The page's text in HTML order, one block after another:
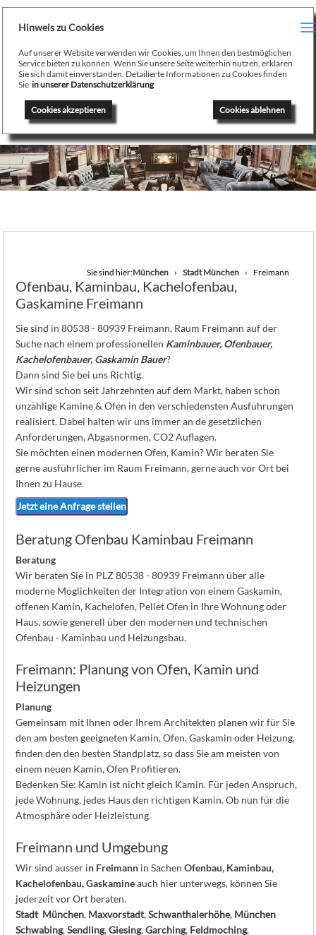
/
Hinweis zu Cookies
Auf unserer Website verwenden wir Cookies, um Ihnen den bestmöglichen
Service bieten zu können. Wenn Sie unsere Seite weiterhin nutzen, erklären
Sie sich damit einverstanden. Detailierte Informationen zu Cookies finden
Sie in unserer Datenschutzerklärung
Cookies ablehnen
Cookies akzeptieren
August Stamminger
Beratung - Planung - Ausführung - Wartung - Reparatur
Ofenbau Kaminbau Gaskamine Kachelofen Heizkamine
Sie sind hier:München Stadt München Freimann
Ofenbau, Kaminbau, Kachelofenbau,
Gaskamine Freimann
Sie sind in 80538 - 80939 Freimann, Raum Freimann auf der
Suche nach einem professionellen Kaminbauer, Ofenbauer,
Kachelofenbauer, Gaskamin Bauer?
Dann sind Sie bei uns Richtig.
Wir sind schon seit Jahrzehnten auf dem Markt, haben schon
unzählige Kamine & Ofen in den verschiedensten Ausführungen
realisiert. Dabei halten wir uns immer an de gesetzlichen
Anforderungen, Abgasnormen, CO2 Auflagen.
Sie möchten einen modernen Ofen, Kamin? Wir beraten Sie
gerne ausführlicher im Raum Freimann, gerne auch vor Ort bei
Ihnen zu Hause.
Jetzt eine Anfrage stellen
Beratung Ofenbau Kaminbau Freimann
Beratung
Wir beraten Sie in PLZ 80538 - 80939 Freimann über alle
moderne Möglichkeiten der Integration von einem Gaskamin,
offenen Kamin, Kachelofen, Pellet Ofen in Ihre Wohnung oder
Haus, sowie generell über den modernen und technischen
Ofenbau - Kaminbau und Heizungsbau.
Freimann: Planung von Ofen, Kamin und
Heizungen
Planung
Gemeinsam mit Ihnen oder Ihrem Architekten planen wir für Sie
den am besten geeigneten Kamin, Ofen, Gaskamin oder Heizung,
finden den den besten Standplatz, so dass Sie am meisten von
einem neuen Kamin, Ofen Profitieren.
Bedenken Sie: Kamin ist nicht gleich Kamin. Für jeden Anspruch,
jede Wohnung, jedes Haus den richtigen Kamin. Ob nun für die
Atmosphäre oder Heizleistung.
Freimann und Umgebung
Wir sind ausser in Freimann in SachenOfenbau, Kaminbau,
Kachelofenbau, Gaskamineauch hier unterwegs, können Sie
jederzeit vor Ort beraten.
Stadt München, Maxvorstadt,Schwanthalerhöhe, München
Schwabing,Sendling,Giesing,Garching, Feldmoching,